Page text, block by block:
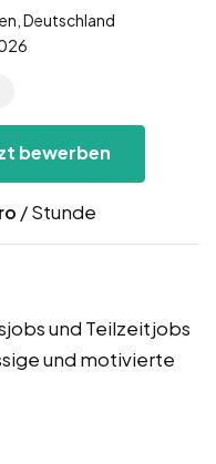
Deutschland
bewerben
/ Stunde
und Teilzeitjobs
und motivierte